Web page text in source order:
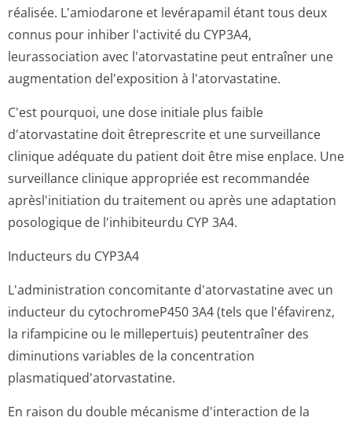
réalisée. L'amiodarone et levérapamil étant tous deux
connus pour inhiber l'activité du CYP3A4,
leurassociation avec l'atorvastatine peut entraîner une
augmentation del'exposition à l'atorvastatine.
C'est pourquoi, une dose initiale plus faible
d'atorvastatine doit êtreprescrite et une surveillance
clinique adéquate du patient doit être mise enplace. Une
surveillance clinique appropriée est recommandée
aprèsl'initiation du traitement ou après une adaptation
posologique de l'inhibiteurdu CYP 3A4.
Inducteurs du CYP3A4
L'administration concomitante d'atorvastatine avec un
inducteur du cytochromeP450 3A4 (tels que l'éfavirenz,
la rifampicine ou le millepertuis) peutentraîner des
diminutions variables de la concentration
plasmatiqued'a­torvastatine.
En raison du double mécanisme d'interaction de la